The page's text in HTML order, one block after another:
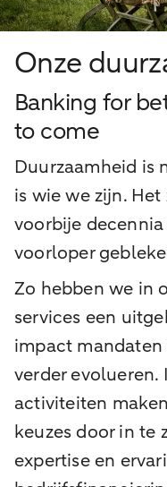
Onze
Banking for
to come
Duurzaamheid is
is wie we zijn.
voorbije
voorloper
Zo hebben we in
services een
impact
verder
activiteiten
keuzes door in te
expertise en